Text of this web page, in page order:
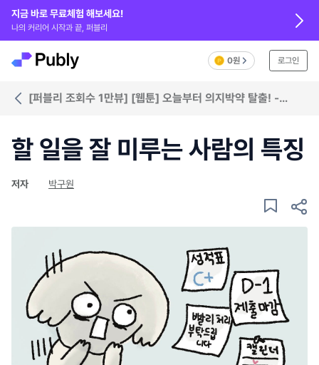
지금 바로 무료체험 해보세요!
나의 커리어 시작과 끝, 퍼블리
0원 로그인
[퍼블리 조회수 1만뷰] [웹툰] 오늘부터 의지박약 탈출! -
할 일을 잘 미루는 사람의 특징
저자 박구원